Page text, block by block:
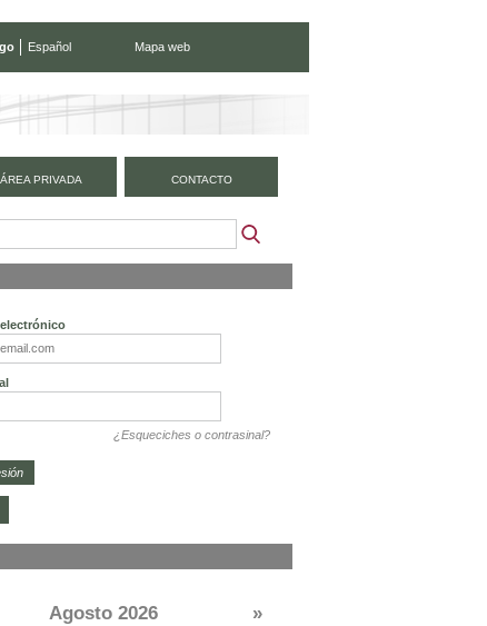
Español Mapa web
ÁREA PRIVADA CONTACTO
¿Esqueciches o contrasinal?
Agosto 2026 »